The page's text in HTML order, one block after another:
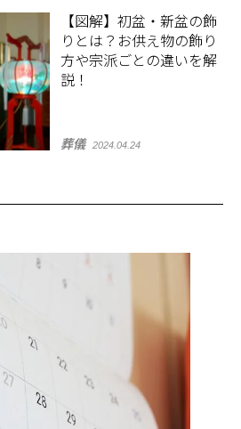
【図解】初盆・新盆の飾
りとは？お供え物の飾り
方や宗派ごとの違いを解
説！
葬儀 2024.04.24